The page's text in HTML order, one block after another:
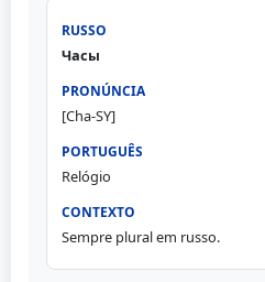
Часы
[Cha-SY]
Relógio
Sempre plural em russo.